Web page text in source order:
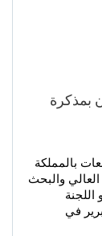
بمذكرة
بالمملكة
العالي والبحث
في